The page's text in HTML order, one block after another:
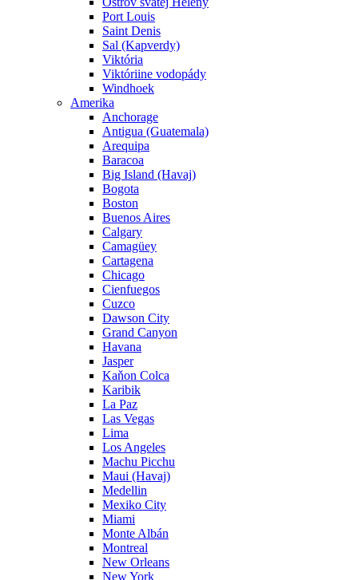
Port Louis
Saint Denis
Sal (Kapverdy)
Viktória
Viktóriine vodopády
Windhoek
Amerika
Anchorage
Antigua (Guatemala)
Arequipa
Baracoa
Big Island (Havaj)
Bogota
Boston
Buenos Aires
Calgary
Camagüey
Cartagena
Chicago
Cienfuegos
Cuzco
Dawson City
Grand Canyon
Havana
Jasper
Kaňon Colca
Karibik
La Paz
Las Vegas
Lima
Los Angeles
Machu Picchu
Maui (Havaj)
Medellin
Mexiko City
Miami
Monte Albán
Montreal
New Orleans
New York